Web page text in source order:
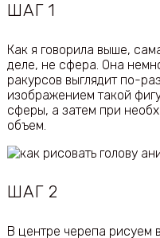
ШАГ 1
Как я говорила выше,
деле, не сфера. Она
ракурсов выглядит по-
изображением такой
сферы, а затем при
объем.
ШАГ 2
В центре черепа рисуем